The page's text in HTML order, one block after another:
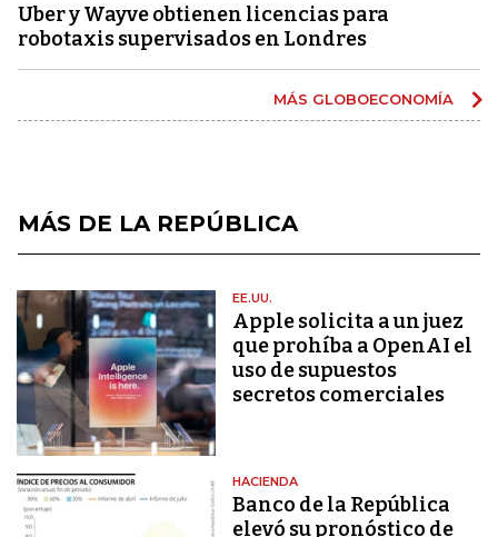
Uber y Wayve obtienen licencias para
robotaxis supervisados ​​en Londres
MÁS GLOBOECONOMÍA
MÁS DE LA REPÚBLICA
EE.UU.
Apple solicita a un juez
que prohíba a OpenAI el
uso de supuestos
secretos comerciales
HACIENDA
Banco de la República
elevó su pronóstico de